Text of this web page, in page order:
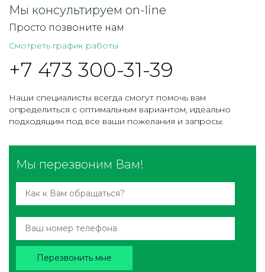
Мы консультируем on-line
Просто позвоните нам
Смотреть график работы
+7 473 300-31-39
Наши специалисты всегда смогут помочь вам
определиться с оптимальным вариантом, идеально
подходящим под все ваши пожелания и запросы.
Мы перезвоним Вам!
Перезвонить мне